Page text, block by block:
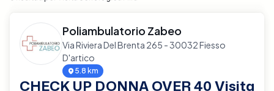
Poliambulatorio Zabeo
Via Riviera Del Brenta 265 - 30032 Fiesso
D'artico
5.8 km
CHECK UP DONNA OVER 40 Visita